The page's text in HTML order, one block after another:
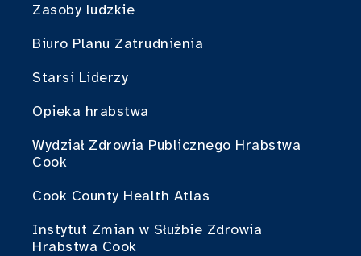
Zasoby ludzkie
Biuro Planu Zatrudnienia
Starsi Liderzy
Opieka hrabstwa
Wydział Zdrowia Publicznego Hrabstwa
Cook
Cook County Health Atlas
Instytut Zmian w Służbie Zdrowia
Hrabstwa Cook